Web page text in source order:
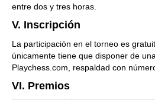
entre dos y tres horas.
V. Inscripción
La participación en el torneo es
únicamente tiene que disponer de
Playchess.com, respaldad con
VI. Premios